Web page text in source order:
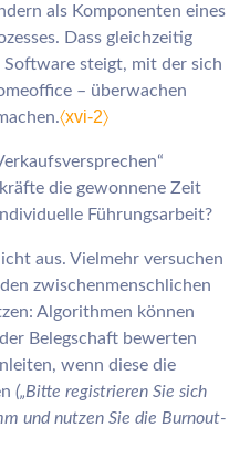
als Komponenten eines
Dass gleichzeitig
steigt, mit der sich
– überwachen
〈xvi-2〉
die gewonnene Zeit
Führungsarbeit?
aus. Vielmehr versuchen
zwischenmenschlichen
Algorithmen können
Belegschaft bewerten
wenn diese die
(„Bitte registrieren Sie sich
und nutzen Sie die Burnout-